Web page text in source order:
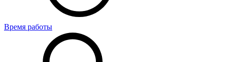
Время работы